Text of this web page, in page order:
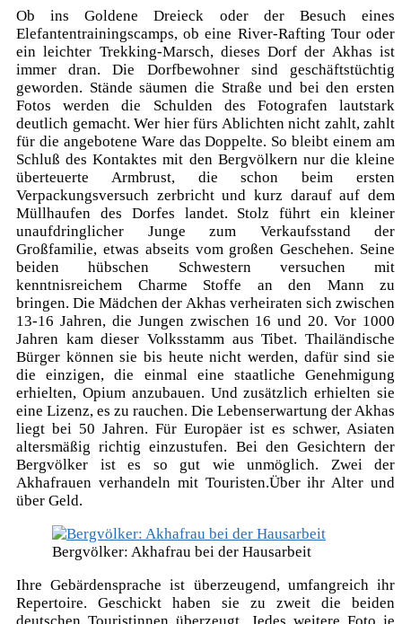
Ob ins Goldene Dreieck oder der Besuch eines
Elefantentrainingscamps, ob eine River-Rafting Tour oder
ein leichter Trekking-Marsch, dieses Dorf der Akhas ist
immer dran. Die Dorfbewohner sind geschäftstüchtig
geworden. Stände säumen die Straße und bei den ersten
Fotos werden die Schulden des Fotografen lautstark
deutlich gemacht. Wer hier fürs Ablichten nicht zahlt, zahlt
für die angebotene Ware das Doppelte. So bleibt einem am
Schluß des Kontaktes mit den Bergvölkern nur die kleine
überteuerte Armbrust, die schon beim ersten
Verpackungsversuch zerbricht und kurz darauf auf dem
Müllhaufen des Dorfes landet. Stolz führt ein kleiner
unaufdringlicher Junge zum Verkaufsstand der
Großfamilie, etwas abseits vom großen Geschehen. Seine
beiden hübschen Schwestern versuchen mit
kenntnisreichem Charme Stoffe an den Mann zu
bringen. Die Mädchen der Akhas verheiraten sich zwischen
13-16 Jahren, die Jungen zwischen 16 und 20. Vor 1000
Jahren kam dieser Volksstamm aus Tibet. Thailändische
Bürger können sie bis heute nicht werden, dafür sind sie
die einzigen, die einmal eine staatliche Genehmigung
erhielten, Opium anzubauen. Und zusätzlich erhielten sie
eine Lizenz, es zu rauchen. Die Lebenserwartung der Akhas
liegt bei 50 Jahren. Für Europäer ist es schwer, Asiaten
altersmäßig richtig einzustufen. Bei den Gesichtern der
Bergvölker ist es so gut wie unmöglich. Zwei der
Akhafrauen verhandeln mit Touristen.Über ihr Alter und
über Geld.
Bergvölker: Akhafrau bei der Hausarbeit
Ihre Gebärdensprache ist überzeugend, umfangreich ihr
Repertoire. Geschickt haben sie zu zweit die beiden
deutschen Touristinnen überzeugt. Jedes weitere Foto je